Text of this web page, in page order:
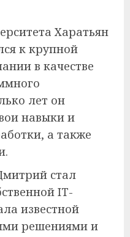
Харатьян
к крупной
в качестве
лет он
навыки и
а также
стал
IT-
известной
решениями и